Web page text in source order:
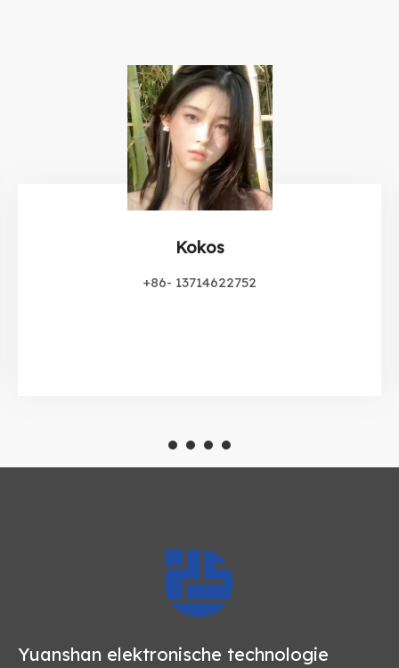
Kokos
+86- 13714622752
Yuanshan elektronische technologie